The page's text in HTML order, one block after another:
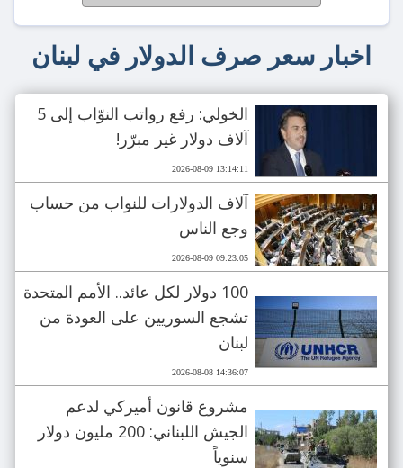
اخبار سعر صرف الدولار في لبنان
الخولي: رفع رواتب النوّاب إلى 5
آلاف دولار غير مبرّر!
2026-08-09 13:14:11
آلاف الدولارات للنواب من حساب
وجع الناس
2026-08-09 09:23:05
100 دولار لكل عائد.. الأمم المتحدة
تشجع السوريين على العودة من
لبنان
2026-08-08 14:36:07
مشروع قانون أميركي لدعم
الجيش اللبناني: 200 مليون دولار
سنوياً